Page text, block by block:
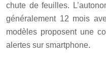
chute de feuilles.
généralement 12 mois
modèles proposent une
alertes sur smartphone.